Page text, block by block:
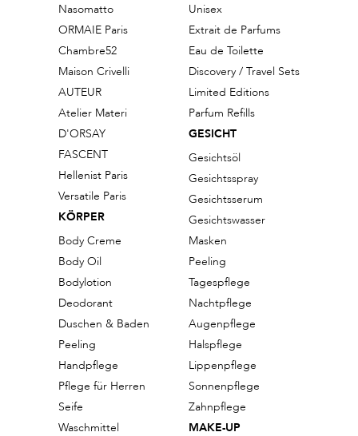
Nasomatto
ORMAIE Paris
Chambre52
Maison Crivelli
AUTEUR
Atelier Materi
D'ORSAY
FASCENT
Hellenist Paris
Versatile Paris
KÖRPER
Body Creme
Body Oil
Bodylotion
Deodorant
Duschen & Baden
Peeling
Handpflege
Pflege für Herren
Seife
Waschmittel
Unisex
Extrait de Parfums
Eau de Toilette
Discovery / Travel Sets
Limited Editions
Parfum Refills
GESICHT
Gesichtsöl
Gesichtsspray
Gesichtsserum
Gesichtswasser
Masken
Peeling
Tagespflege
Nachtpflege
Augenpflege
Halspflege
Lippenpflege
Sonnenpflege
Zahnpflege
MAKE-UP